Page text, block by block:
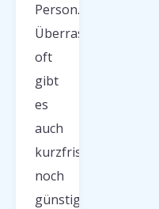
Person.
Überraschend
oft
gibt
es
auch
kurzfristig
noch
günstige